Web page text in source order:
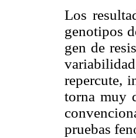
Los
genotipos
gen de
repercute,
torna muy
pruebas